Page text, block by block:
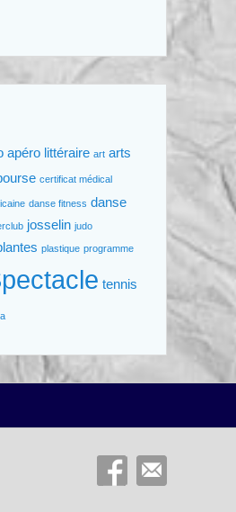
apéro littéraire art arts
certificat médical
danse fitness danse
josselin judo
plastique programme
tennis